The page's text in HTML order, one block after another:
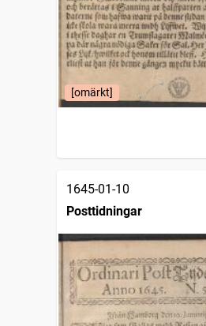
[omärkt]
1645-01-10
Posttidningar